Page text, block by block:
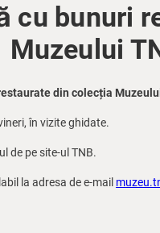
cu bunuri
Muzeului
din colecția
în vizite ghidate.
de pe site-ul TNB.
la adresa de e-mail